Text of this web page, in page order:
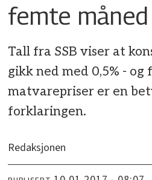
femte
Tall fra SSB viser at
gikk ned med 0,5% - og
matvarepriser er en
forklaringen.
Redaksjonen